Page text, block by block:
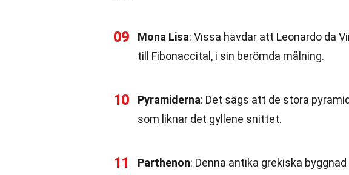
09 Mona Lisa: Vissa hävdar att Leonardo da
till Fibonaccital, i sin berömda målning.
10 Pyramiderna: Det sägs att de stora
som liknar det gyllene snittet.
11 Parthenon: Denna antika grekiska